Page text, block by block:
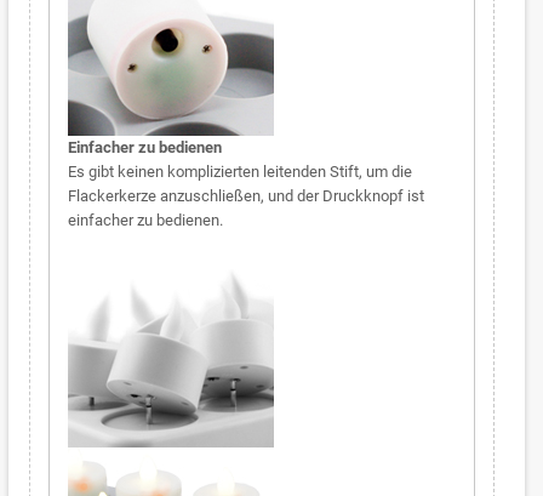
Einfacher zu bedienen
Es gibt keinen komplizierten leitenden Stift, um die
Flackerkerze anzuschließen, und der Druckknopf ist
einfacher zu bedienen.